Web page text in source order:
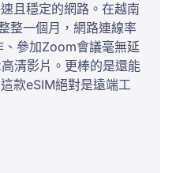
且穩定的網路。在越南
整一個月，網路連線率
參加Zoom會議毫無延
清影片。更棒的是還能
款eSIM絕對是遠端工